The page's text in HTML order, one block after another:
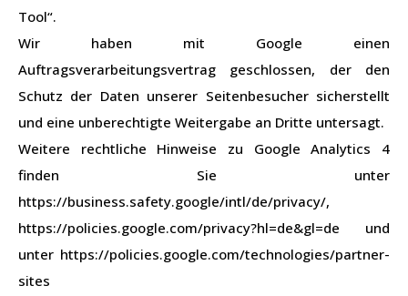
Tool“.
Wir haben mit Google einen
Auftragsverarbeitungsvertrag geschlossen, der den
Schutz der Daten unserer Seitenbesucher sicherstellt
und eine unberechtigte Weitergabe an Dritte untersagt.
Weitere rechtliche Hinweise zu Google Analytics 4
finden Sie unter
https://business.safety.google/intl/de/privacy/,
https://policies.google.com/privacy?hl=de&gl=de und
unter https://policies.google.com/technologies/partner-
sites